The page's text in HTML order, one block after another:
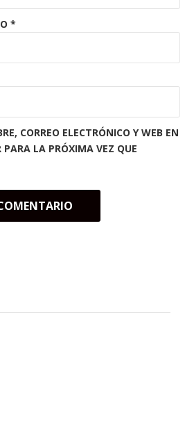
*
CORREO ELECTRÓNICO Y WEB EN
PARA LA PRÓXIMA VEZ QUE